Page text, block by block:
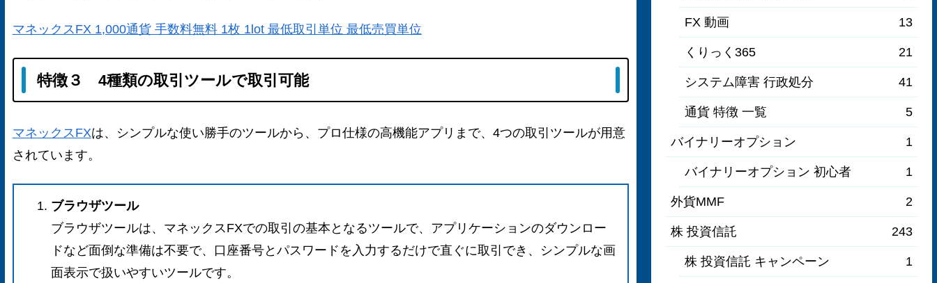
マネックスFX 1,000通貨 手数料無料 1枚 1lot 最低取引単位 最低売買単位
特徴３ 4種類の取引ツールで取引可能
マネックスFXは、シンプルな使い勝手のツールから、プロ仕様の高機能アプリまで、4つの取引ツールが用意
されています。
ブラウザツール
ブラウザツールは、マネックスFXでの取引の基本となるツールで、アプリケーションのダウンロー
ドなど面倒な準備は不要で、口座番号とパスワードを入力するだけで直ぐに取引でき、シンプルな画
面表示で扱いやすいツールです。
FX 動画 13
くりっく365 21
システム障害 行政処分 41
通貨 特徴 一覧 5
バイナリーオプション 1
バイナリーオプション 初心者 1
外貨MMF 2
株 投資信託 243
株 投資信託 キャンペーン 1